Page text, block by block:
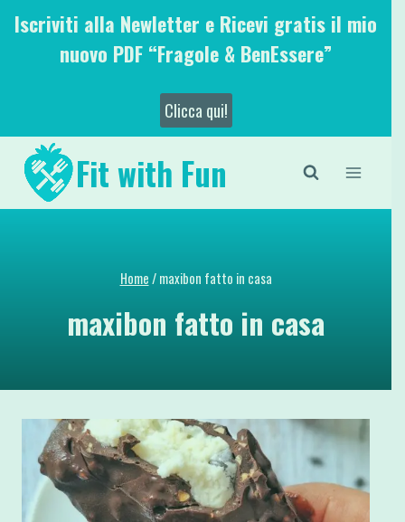
SaltaIscriviti alla Newletter e Ricevi gratis il mio
nuovo PDF “Fragole & BenEssere”
Clicca qui!
Fit with Fun
Home/ maxibon fatto in casa
maxibon fatto in casa